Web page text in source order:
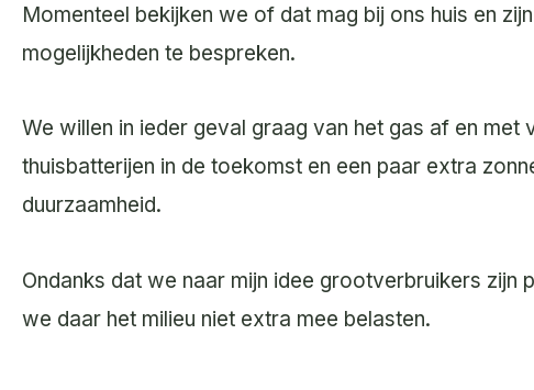
Momenteel bekijken we of dat mag bij ons huis en
mogelijkheden te bespreken.
We willen in ieder geval graag van het gas af en
thuisbatterijen in de toekomst en een paar extra
duurzaamheid.
Ondanks dat we naar mijn idee grootverbruikers
we daar het milieu niet extra mee belasten.